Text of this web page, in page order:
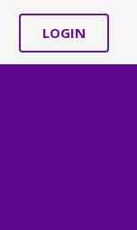
LOGIN